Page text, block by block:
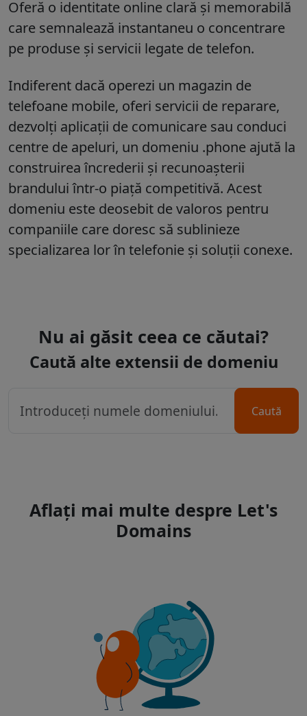
Oferă o identitate online clară și memorabilă
care semnalează instantaneu o concentrare
pe produse și servicii legate de telefon.
Indiferent dacă operezi un magazin de
telefoane mobile, oferi servicii de reparare,
dezvolți aplicații de comunicare sau conduci
centre de apeluri, un domeniu .phone ajută la
construirea încrederii și recunoașterii
brandului într-o piață competitivă. Acest
domeniu este deosebit de valoros pentru
companiile care doresc să sublinieze
specializarea lor în telefonie și soluții conexe.
Nu ai găsit ceea ce căutai?
Caută alte extensii de domeniu
Caută